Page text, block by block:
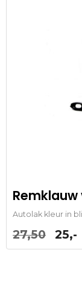
Autolak kleur in
27,50 25,-